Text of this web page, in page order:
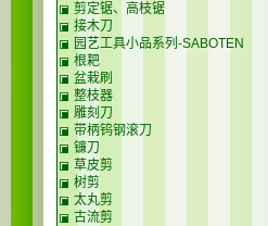
剪定锯、高枝锯
接木刀
园艺工具小品系列-SABOTEN
根耙
盆栽刷
整枝器
雕刻刀
带柄钨钢滚刀
镰刀
草皮剪
树剪
太丸剪
古流剪